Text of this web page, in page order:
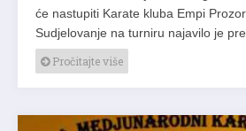
će nastupiti Karate kluba Empi
Sudjelovanje na turniru najavilo je
Pročitajte više